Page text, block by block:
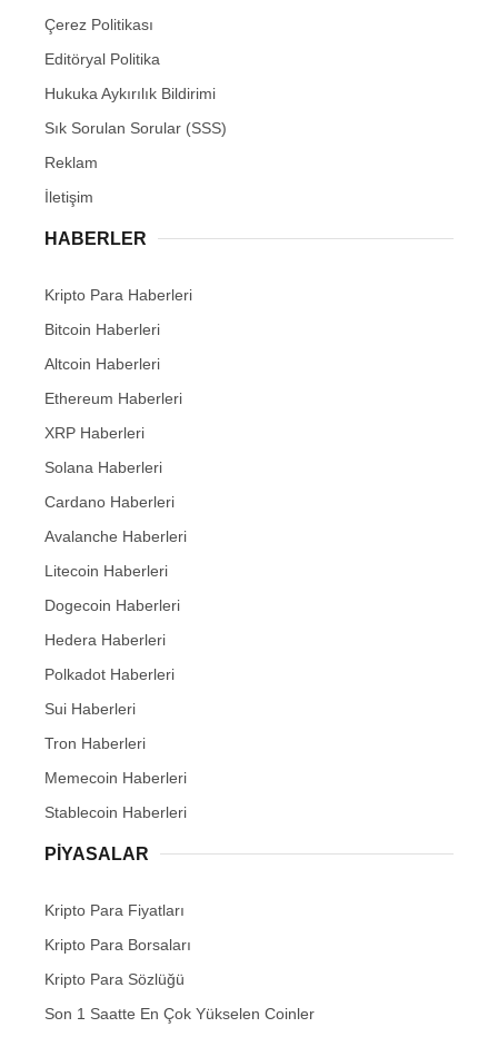
Çerez Politikası
Editöryal Politika
Hukuka Aykırılık Bildirimi
Sık Sorulan Sorular (SSS)
Reklam
İletişim
HABERLER
Kripto Para Haberleri
Bitcoin Haberleri
Altcoin Haberleri
Ethereum Haberleri
XRP Haberleri
Solana Haberleri
Cardano Haberleri
Avalanche Haberleri
Litecoin Haberleri
Dogecoin Haberleri
Hedera Haberleri
Polkadot Haberleri
Sui Haberleri
Tron Haberleri
Memecoin Haberleri
Stablecoin Haberleri
PIYASALAR
Kripto Para Fiyatları
Kripto Para Borsaları
Kripto Para Sözlüğü
Son 1 Saatte En Çok Yükselen Coinler